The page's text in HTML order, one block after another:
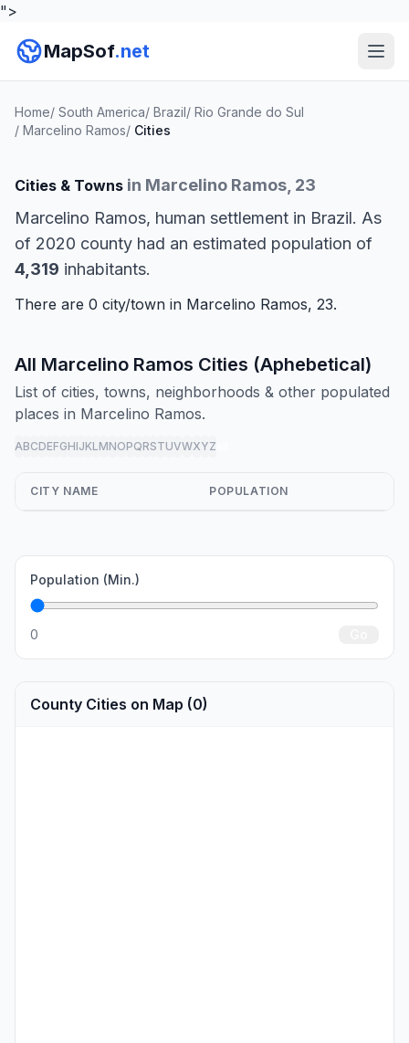
">
MapSof.net
Home/ South America/ Brazil/ Rio Grande do Sul
/ Marcelino Ramos/ Cities
Cities & Towns in Marcelino Ramos, 23
Marcelino Ramos, human settlement in Brazil. As
of 2020 county had an estimated population of
4,319 inhabitants.
There are 0 city/town in Marcelino Ramos, 23.
All Marcelino Ramos Cities (Aphebetical)
List of cities, towns, neighborhoods & other populated
places in Marcelino Ramos.
ABCDEFGHIJKLMNOPQRSTUVWXYZ
CITY NAME POPULATION
Population (Min.)
0
County Cities on Map (0)